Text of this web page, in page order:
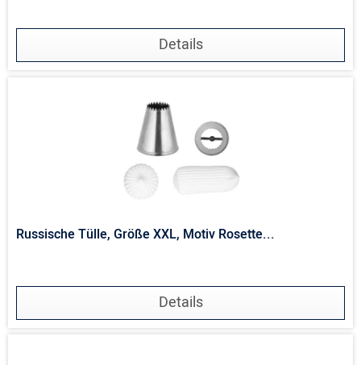
Details
Russische Tülle, Größe XXL, Motiv Rosette...
Details